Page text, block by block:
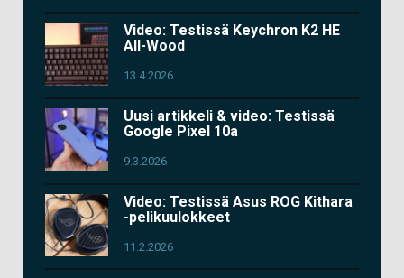
Video: Testissä Keychron K2 HE
All-Wood
13.4.2026
Uusi artikkeli & video: Testissä
Google Pixel 10a
9.3.2026
Video: Testissä Asus ROG Kithara
-pelikuulokkeet
11.2.2026